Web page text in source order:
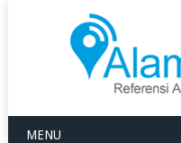
MENU